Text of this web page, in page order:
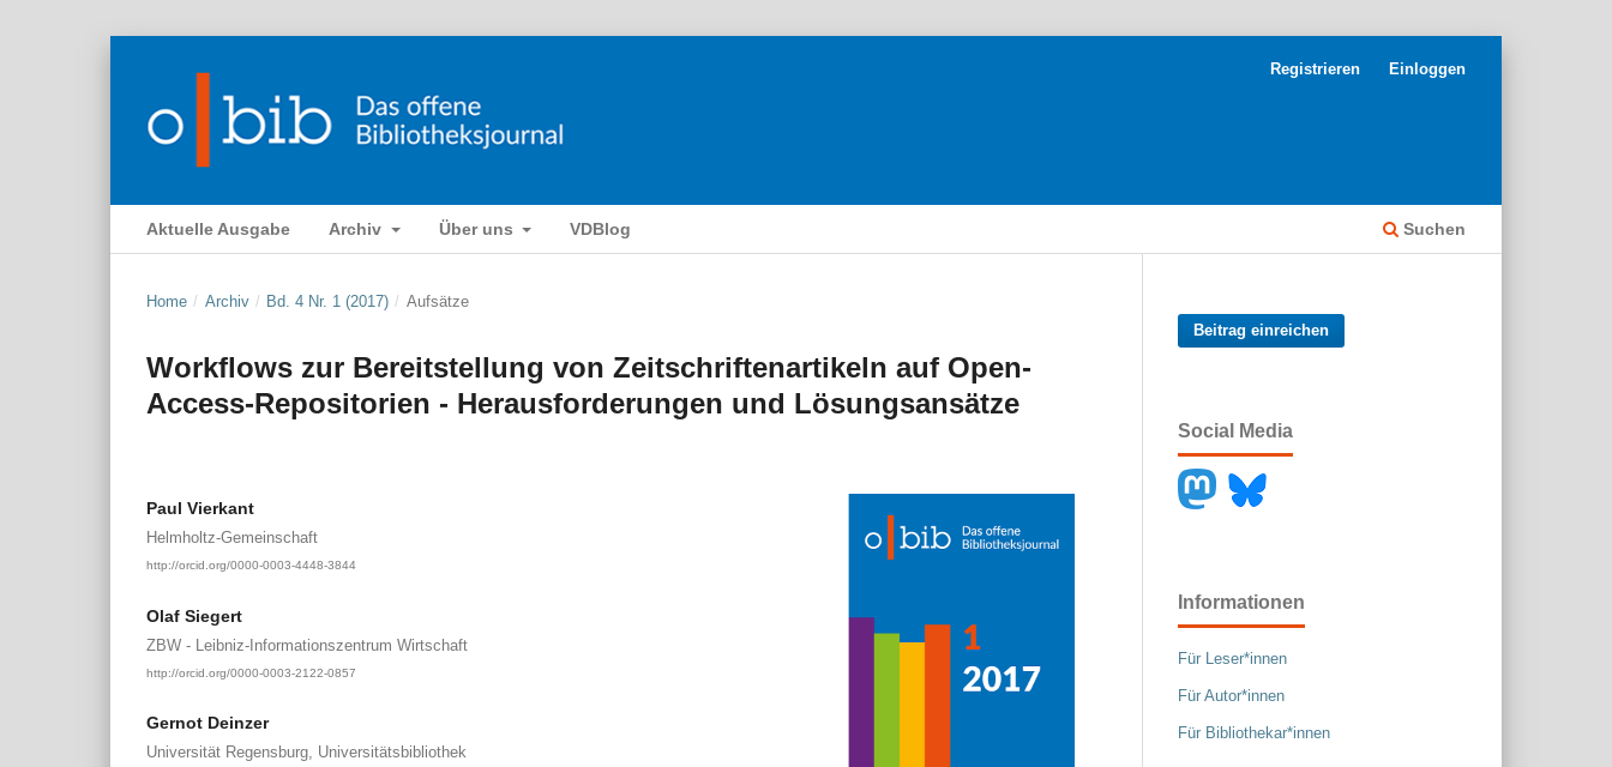
Aktuelle Ausgabe Archiv Über uns VDBlog Suchen
Registrieren Einloggen
Home / Archiv / Bd. 4 Nr. 1 (2017) / Aufsätze
Workflows zur Bereitstellung von Zeitschriftenartikeln auf Open-
Access-Repositorien - Herausforderungen und Lösungsansätze
Paul Vierkant
Helmholtz-Gemeinschaft
http://orcid.org/0000-0003-4448-3844
Olaf Siegert
ZBW - Leibniz-Informationszentrum Wirtschaft
http://orcid.org/0000-0003-2122-0857
Gernot Deinzer
Universität Regensburg, Universitätsbibliothek
Beitrag einreichen
Social Media
Informationen
Für Leser*innen
Für Autor*innen
Für Bibliothekar*innen